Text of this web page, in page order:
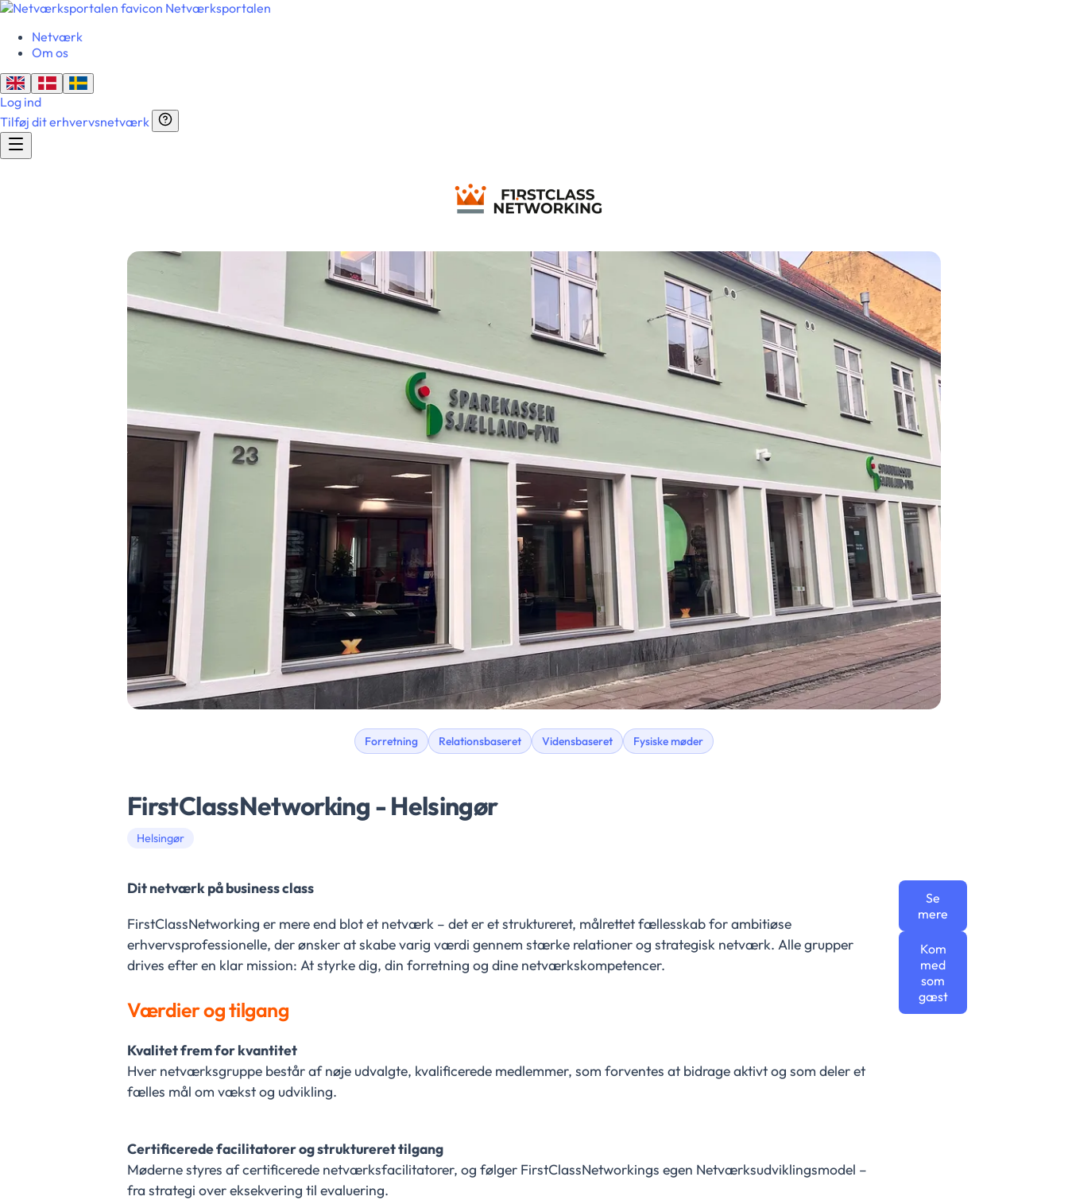
Netværksportalen
Netværk
Om os
Log ind
Tilføj dit erhvervsnetværk
Forretning Relationsbaseret Vidensbaseret Fysiske møder
FirstClassNetworking - Helsingør
Helsingør
Dit netværk på business class
FirstClassNetworking er mere end blot et netværk – det er et struktureret, målrettet fællesskab for ambitiøse
erhvervsprofessionelle, der ønsker at skabe varig værdi gennem stærke relationer og strategisk netværk. Alle grupper
drives efter en klar mission: At styrke dig, din forretning og dine netværkskompetencer.
Værdier og tilgang
Kvalitet frem for kvantitet
Hver netværksgruppe består af nøje udvalgte, kvalificerede medlemmer, som forventes at bidrage aktivt og som deler et
fælles mål om vækst og udvikling.
Certificerede facilitatorer og struktureret tilgang
Møderne styres af certificerede netværksfacilitatorer, og følger FirstClassNetworkings egen Netværksudviklingsmodel –
fra strategi over eksekvering til evaluering.
Se
mere
Kom
med
som
gæst